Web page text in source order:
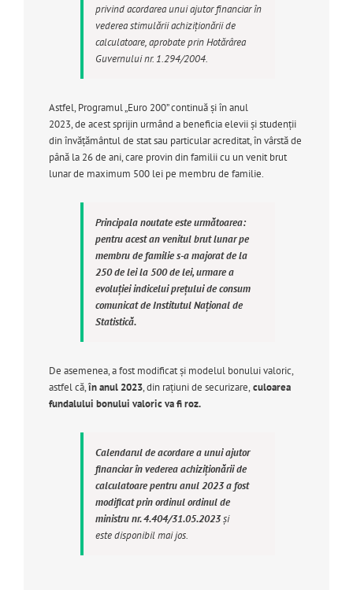
privind acordarea unui ajutor financiar în
vederea stimulării achiziționării de
calculatoare, aprobate prin Hotărârea
Guvernului nr. 1.294/2004.
Astfel, Programul „Euro 200” continuă și în anul
2023, de acest sprijin urmând a beneficia elevii și studenții
din învățământul de stat sau particular acreditat, în vârstă de
până la 26 de ani, care provin din familii cu un venit brut
lunar de maximum 500 lei pe membru de familie.
Principala noutate este următoarea:
pentru acest an venitul brut lunar pe
membru de familie s-a majorat de la
250 de lei la 500 de lei, urmare a
evoluției indicelui prețului de consum
comunicat de Institutul Național de
Statistică.
De asemenea, a fost modificat și modelul bonului valoric,
astfel că,în anul 2023, din rațiuni de securizare, culoarea
fundalului bonului valoric va fi roz.
Calendarul de acordare a unui ajutor
financiar în vederea achiziționării de
calculatoare pentru anul 2023 a fost
modificat prin ordinul ordinul de
ministru nr. 4.404/31.05.2023și
este disponibil mai jos.